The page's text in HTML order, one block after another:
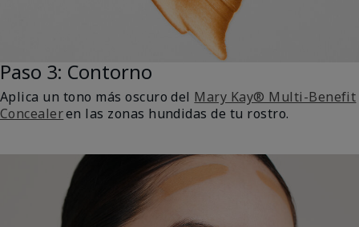
Paso 3: Contorno
Aplica un tono más oscuro del Mary Kay® Multi-Benefit
Concealeren las zonas hundidas de tu rostro.